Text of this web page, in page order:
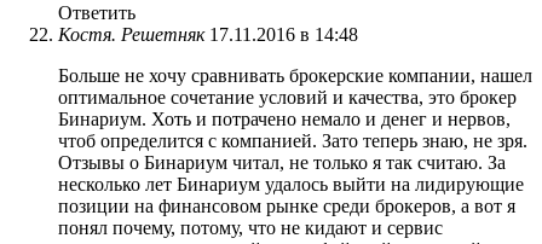
Ответить
Костя. Решетняк 17.11.2016 в 14:48
Больше не хочу сравнивать брокерские компании, нашел
оптимальное сочетание условий и качества, это брокер
Бинариум. Хоть и потрачено немало и денег и нервов,
чтоб определится с компанией. Зато теперь знаю, не зря.
Отзывы о Бинариум читал, не только я так считаю. За
несколько лет Бинариум удалось выйти на лидирующие
позиции на финансовом рынке среди брокеров, а вот я
понял почему, потому, что не кидают и сервис